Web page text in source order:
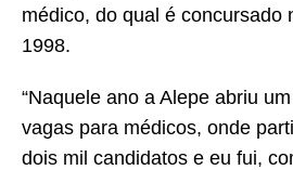
médico, do qual é concursado
1998.
“Naquele ano a Alepe abriu
vagas para médicos, onde
dois mil candidatos e eu fui,